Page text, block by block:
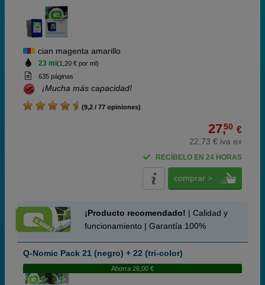
cian magenta amarillo
23 ml (1,20 € por ml)
635 páginas
¡Mucha más capacidad!
(9,2 / 77 opiniones)
27,50 €
22,73 € iva ex
RECÍBELO EN 24 HORAS
comprar >
¡Producto recomendado! | Calidad y
funcionamiento | Garantía 100%
Q-Nomic Pack 21 (negro) + 22 (tri-color)
Ahorra 26,00 €